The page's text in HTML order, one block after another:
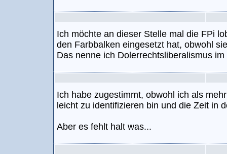
Ich möchte an dieser Stelle mal die FPi
den Farbbalken eingesetzt hat, obwohl
Das nenne ich Dolerrechtsliberalismus
Ich habe zugestimmt, obwohl ich als
leicht zu identifizieren bin und die Zeit in
Aber es fehlt halt was...